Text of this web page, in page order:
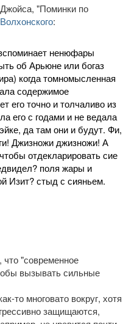
"Поминки по
:
ненюфары
об Арьюне или богаз
когда томномысленная
содержимое
его точно и толчаливо из
его с годами и не ведала
да там они и будут. Фи,
Джизножи джизножи! А
отдекларировать сие
поля жары и
Изит? стыд с сияньем.
что "современное
вызывать сильные
то многовато вокруг, хотя
защищаются,